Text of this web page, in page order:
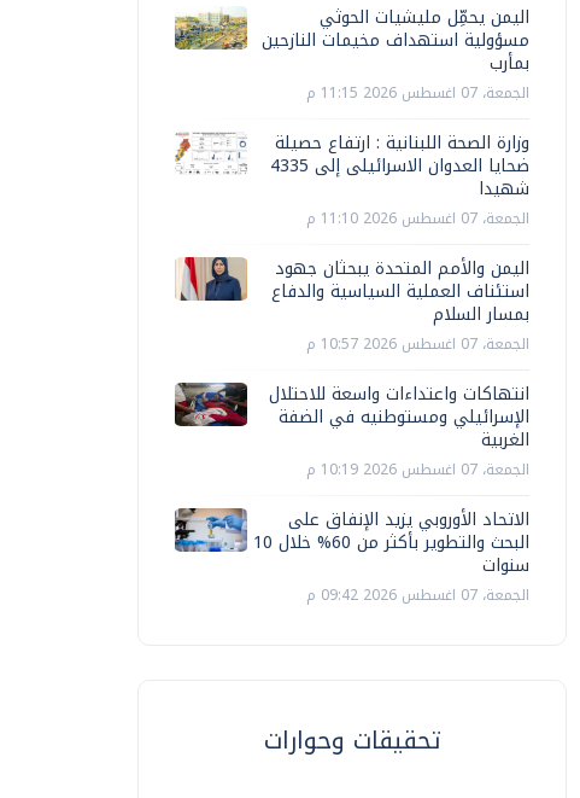
اليمن يحمِّل مليشيات الحوثي
مسؤولية استهداف مخيمات النازحين
بمأرب
الجمعة، 07 اغسطس 2026 11:15 م
وزارة الصحة اللبنانية : ارتفاع حصيلة
ضحايا العدوان الاسرائيلى إلى 4335
شهيدا
الجمعة، 07 اغسطس 2026 11:10 م
اليمن والأمم المتحدة يبحثان جهود
استئناف العملية السياسية والدفاع
بمسار السلام
الجمعة، 07 اغسطس 2026 10:57 م
انتهاكات واعتداءات واسعة للاحتلال
الإسرائيلي ومستوطنيه في الضفة
الغربية
الجمعة، 07 اغسطس 2026 10:19 م
الاتحاد الأوروبي يزيد الإنفاق على
البحث والتطوير بأكثر من 60% خلال 10
سنوات
الجمعة، 07 اغسطس 2026 09:42 م
تحقيقات وحوارات